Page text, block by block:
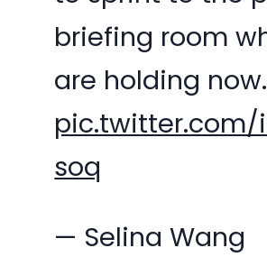
briefing room
are holding now.
pic.twitter.com/
soq
— Selina Wang